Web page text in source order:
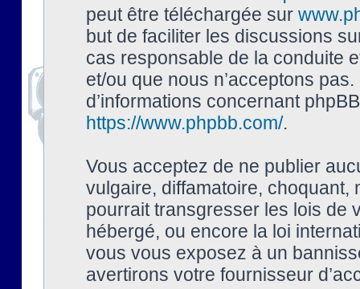
peut être téléchargée sur
but de faciliter les discussions
cas responsable de la conduite
et/ou que nous n’acceptons
d’informations concernant
https://www.phpbb.com/.
Vous acceptez de ne publier
vulgaire, diffamatoire, choquant,
pourrait transgresser les lois de
hébergé, ou encore la loi
vous vous exposez à un
avertirons votre fournisseur